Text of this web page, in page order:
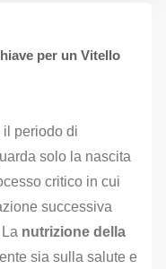
per un Vitello
il periodo di
solo la nascita
critico in cui
successiva
nutrizione della
sia sulla salute e